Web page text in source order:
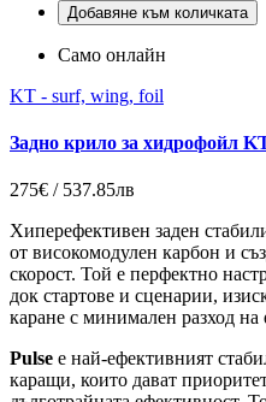
Добавяне към количката
Само онлайн
KT - surf, wing, foil
Задно крило за хидрофойл
275€ / 537.85лв
Хиперефективен заден
от високомодулен карбон и
скорост. Той е перфектно
док стартове и сценарии,
каране с минимален разход на
Pulse е най-ефективният
каращи, които дават